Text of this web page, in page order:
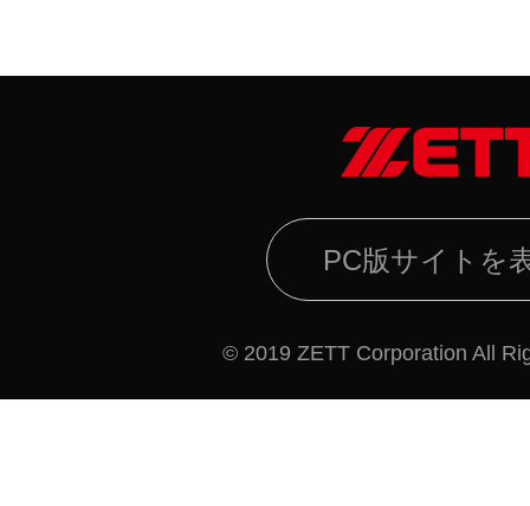
PC版サイトを
© 2019 ZETT Corporation All